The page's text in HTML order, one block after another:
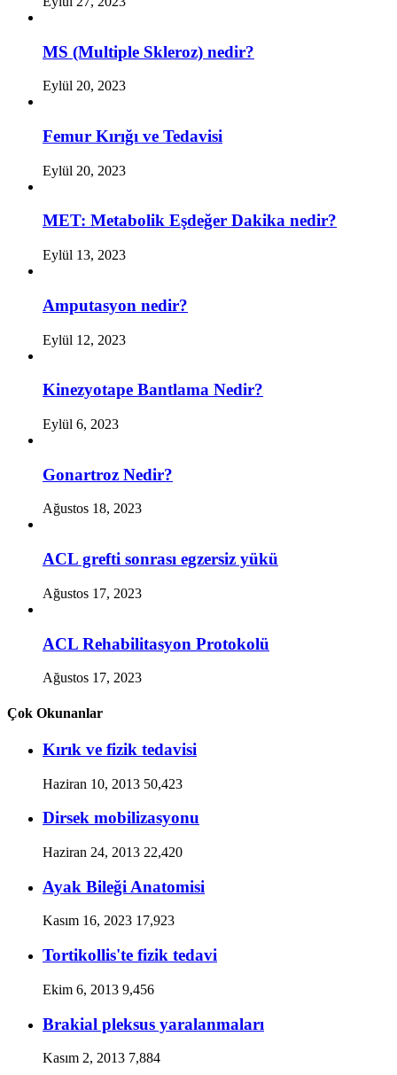
MS (Multiple Skleroz) nedir?
Eylül 20, 2023
Femur Kırığı ve Tedavisi
Eylül 20, 2023
MET: Metabolik Eşdeğer Dakika nedir?
Eylül 13, 2023
Amputasyon nedir?
Eylül 12, 2023
Kinezyotape Bantlama Nedir?
Eylül 6, 2023
Gonartroz Nedir?
Ağustos 18, 2023
ACL grefti sonrası egzersiz yükü
Ağustos 17, 2023
ACL Rehabilitasyon Protokolü
Ağustos 17, 2023
Çok Okunanlar
Kırık ve fizik tedavisi
Haziran 10, 2013 50,423
Dirsek mobilizasyonu
Haziran 24, 2013 22,420
Ayak Bileği Anatomisi
Kasım 16, 2023 17,923
Tortikollis'te fizik tedavi
Ekim 6, 2013 9,456
Brakial pleksus yaralanmaları
Kasım 2, 2013 7,884